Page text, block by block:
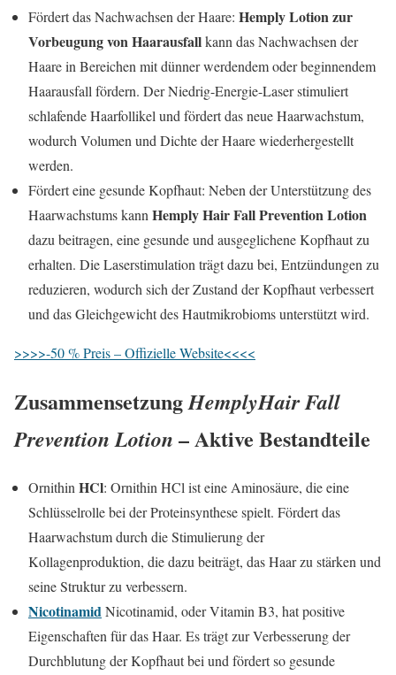
Fördert das Nachwachsen der Haare: Hemply Lotion zur
Vorbeugung von Haarausfallkann das Nachwachsen der
Haare in Bereichen mit dünner werdendem oder beginnendem
Haarausfall fördern. Der Niedrig-Energie-Laser stimuliert
schlafende Haarfollikel und fördert das neue Haarwachstum,
wodurch Volumen und Dichte der Haare wiederhergestellt
werden.
Fördert eine gesunde Kopfhaut: Neben der Unterstützung des
Haarwachstums kannHemply Hair Fall Prevention Lotion
dazu beitragen, eine gesunde und ausgeglichene Kopfhaut zu
erhalten. Die Laserstimulation trägt dazu bei, Entzündungen zu
reduzieren, wodurch sich der Zustand der Kopfhaut verbessert
und das Gleichgewicht des Hautmikrobioms unterstützt wird.
>>>>-50 % Preis – Offizielle Website<<<<
ZusammensetzungHemplyHair Fall
Prevention Lotion – Aktive Bestandteile
OrnithinHCl: Ornithin HCl ist eine Aminosäure, die eine
Schlüsselrolle bei der Proteinsynthese spielt. Fördert das
Haarwachstum durch die Stimulierung der
Kollagenproduktion, die dazu beiträgt, das Haar zu stärken und
seine Struktur zu verbessern.
NicotinamidNicotinamid, oder Vitamin B3, hat positive
Eigenschaften für das Haar. Es trägt zur Verbesserung der
Durchblutung der Kopfhaut bei und fördert so gesunde